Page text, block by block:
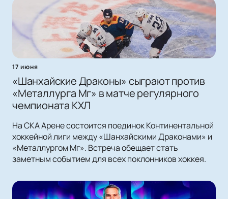
17 июня
«Шанхайские Драконы» сыграют против
«Металлурга Мг» в матче регулярного
чемпионата КХЛ
На СКА Арене состоится поединок Континентальной
хоккейной лиги между «Шанхайскими Драконами» и
«Металлургом Мг». Встреча обещает стать
заметным событием для всех поклонников хоккея.